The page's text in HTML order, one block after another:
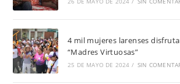
4 mil mujeres larenses
“Madres Virtuosas”
25 DE MAYO DE 2024 / SIN